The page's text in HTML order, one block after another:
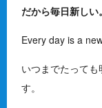
だから毎日新しい。
Every day is a
いつまでたって
す。